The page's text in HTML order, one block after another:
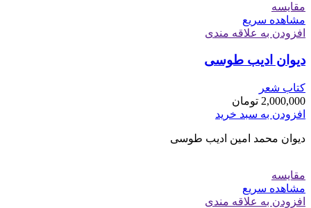
مقایسه
مشاهده سریع
افزودن به علاقه مندی
دیوان ادیب طوسی
کتاب شعر
2,000,000 تومان
افزودن به سبد خرید
دیوان محمد امین ادیب طوسی
مقایسه
مشاهده سریع
افزودن به علاقه مندی